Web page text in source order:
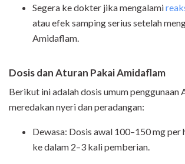
Segera ke dokter jika mengalami
atau efek samping serius setelah
Amidaflam.
Dosis dan Aturan Pakai Amidaflam
Berikut ini adalah dosis umum penggunaan
meredakan nyeri dan peradangan:
Dewasa: Dosis awal 100–150 mg per
ke dalam 2–3 kali pemberian.